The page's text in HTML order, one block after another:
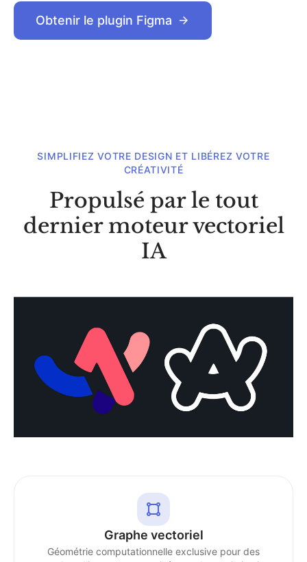
Obtenir le plugin Figma
SIMPLIFIEZ VOTRE DESIGN ET LIBÉREZ VOTRE
CRÉATIVITÉ
Propulsé par le tout
dernier moteur vectoriel
IA
Graphe vectoriel
Géométrie computationnelle exclusive pour des